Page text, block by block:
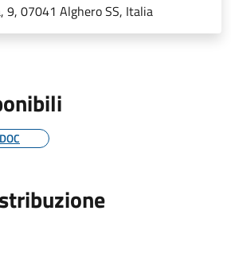
9, 07041 Alghero SS, Italia
DOC